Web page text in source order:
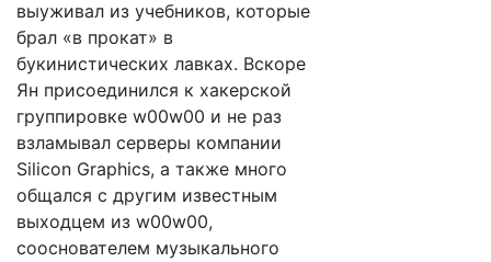
выуживал из учебников, которые
брал «в прокат» в
букинистических лавках. Вскоре
Ян присоединился к хакерской
группировке w00w00 и не раз
взламывал серверы компании
Silicon Graphics, а также много
общался с другим известным
выходцем из w00w00,
сооснователем музыкального